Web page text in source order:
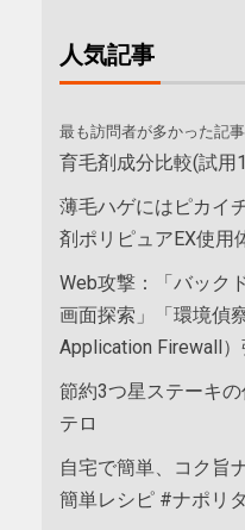
人気記事
最も訪問者が多かった記
育毛剤成分比較(試用
薄毛ハゲにはピカイ
剤ポリピュアEX使用
Web攻撃：「バック
画面探索」「環境偵
Application Firewall
節約3つ星ステーキ
テロ
自宅で簡単、コク旨
簡単レシピ #ナポリ